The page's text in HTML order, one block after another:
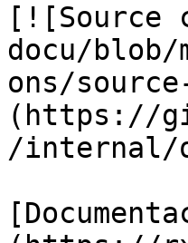
[![Source
docu/
ons/
(https://
/internal/